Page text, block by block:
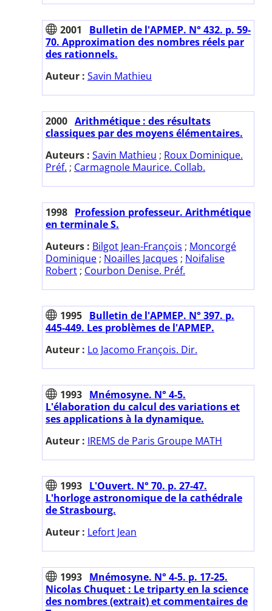
2001
Bulletin de l'APMEP. N° 432. p. 59-
70. Approximation des nombres réels par
des rationnels.
Auteur : Savin Mathieu
2000 Arithmétique : des résultats
classiques par des moyens élémentaires.
Auteurs : Savin Mathieu ; Roux Dominique.
Préf. ; Carmagnole Maurice. Collab.
1998 Profession professeur. Arithmétique
en terminale S.
Auteurs : Bilgot Jean-François ; Moncorgé
Dominique ; Noailles Jacques ; Noifalise
Robert ; Courbon Denise. Préf.
1995 Bulletin de l'APMEP. N° 397. p.
445-449. Les problèmes de l'APMEP.
Auteur : Lo Jacomo François. Dir.
1993 Mnémosyne. N° 4-5.
L'élaboration du calcul des variations et
ses applications à la dynamique.
Auteur : IREMS de Paris Groupe MATH
1993 L'Ouvert. N° 70. p. 27-47.
L'horloge astronomique de la cathédrale
de Strasbourg.
Auteur : Lefort Jean
1993 Mnémosyne. N° 4-5. p. 17-25.
Nicolas Chuquet : Le triparty en la science
des nombres (extrait) et commentaires de